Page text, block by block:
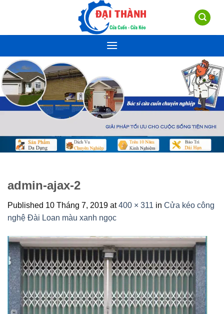
admin-ajax-2
Published 10 Tháng 7, 2019 at400 × 311 in Cửa kéo công
nghệ Đài Loan màu xanh ngọc